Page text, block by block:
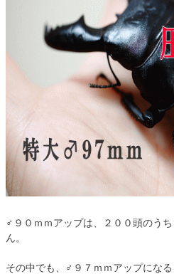
♂９０ｍｍアップは、２００頭のう
ん。
その中でも、♂９７ｍｍアップになる